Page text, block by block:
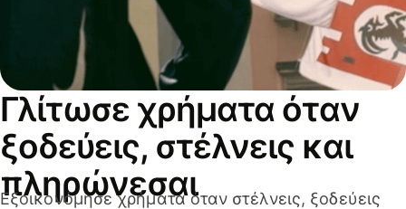
Γλίτωσε χρήματα όταν
ξοδεύεις, στέλνεις και
πληρώνεσαι
Εξοικονόμησε χρήματα όταν στέλνεις, ξοδεύεις